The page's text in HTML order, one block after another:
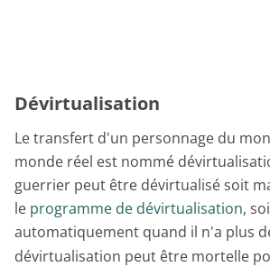
Dévirtualisation
Le transfert d'un personnage du
monde réel est nommé
guerrier peut être dévirtualisé soit
le programme de dévirtualisation,
automatiquement quand il n'a plus
dévirtualisation peut être mortelle